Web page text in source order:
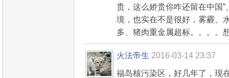
贵，这么娇贵你咋还留在中国”
境，也实在不是很好，雾霾、
多、猪肉重金属超标。。。。
火法帝生 2016-03-14 23:37
福岛核污染区，好几年了，现